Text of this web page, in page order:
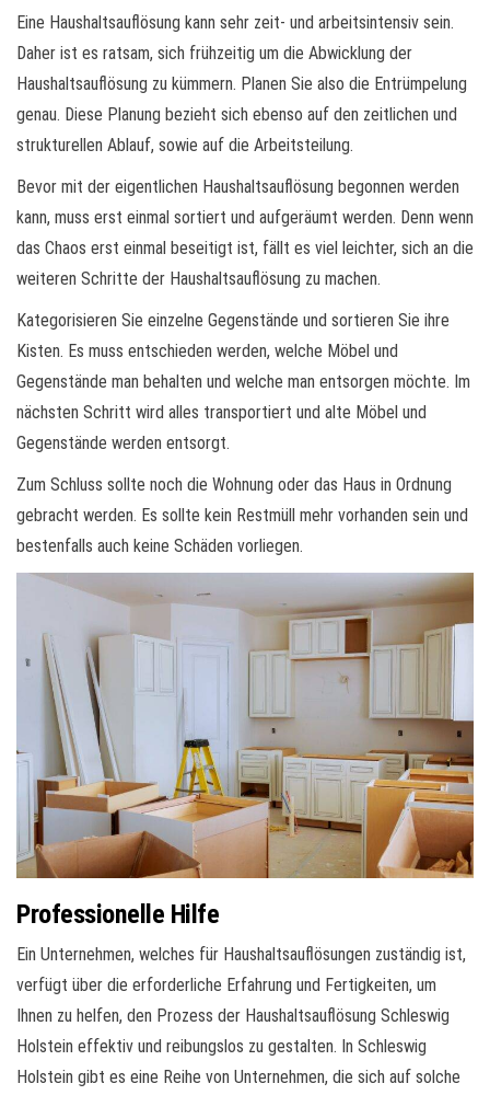
Eine Haushaltsauflösung kann sehr zeit- und arbeitsintensiv sein.
Daher ist es ratsam, sich frühzeitig um die Abwicklung der
Haushaltsauflösung zu kümmern. Planen Sie also die Entrümpelung
genau. Diese Planung bezieht sich ebenso auf den zeitlichen und
strukturellen Ablauf, sowie auf die Arbeitsteilung.
Bevor mit der eigentlichen Haushaltsauflösung begonnen werden
kann, muss erst einmal sortiert und aufgeräumt werden. Denn wenn
das Chaos erst einmal beseitigt ist, fällt es viel leichter, sich an die
weiteren Schritte der Haushaltsauflösung zu machen.
Kategorisieren Sie einzelne Gegenstände und sortieren Sie ihre
Kisten. Es muss entschieden werden, welche Möbel und
Gegenstände man behalten und welche man entsorgen möchte. Im
nächsten Schritt wird alles transportiert und alte Möbel und
Gegenstände werden entsorgt.
Zum Schluss sollte noch die Wohnung oder das Haus in Ordnung
gebracht werden. Es sollte kein Restmüll mehr vorhanden sein und
bestenfalls auch keine Schäden vorliegen.
Professionelle Hilfe
Ein Unternehmen, welches für Haushaltsauflösungen zuständig ist,
verfügt über die erforderliche Erfahrung und Fertigkeiten, um
Ihnen zu helfen, den Prozess der Haushaltsauflösung Schleswig
Holstein effektiv und reibungslos zu gestalten. In Schleswig
Holstein gibt es eine Reihe von Unternehmen, die sich auf solche